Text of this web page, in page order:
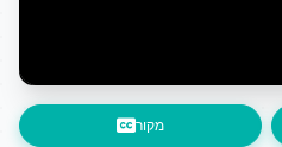
מקור